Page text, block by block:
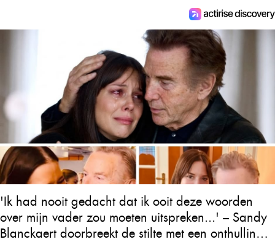
'Ik had nooit gedacht dat ik ooit deze woorden
over mijn vader zou moeten uitspreken...' – Sandy
Blanckaert doorbreekt de stilte met een onthulling